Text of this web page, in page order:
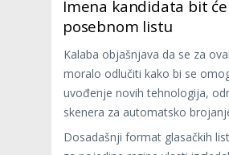
Imena kandidata bit
posebnom listu
Kalaba objašnjava da se za
moralo odlučiti kako bi se
uvođenje novih tehnologija,
skenera za automatsko
Dosadašnji format glasačkih